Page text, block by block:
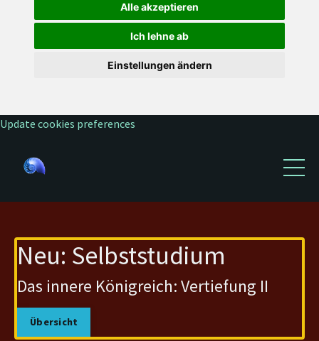
Alle akzeptieren
Ich lehne ab
Einstellungen ändern
Update cookies preferences
Neu: Selbststudium
Das innere Königreich: Vertiefung II
Übersicht